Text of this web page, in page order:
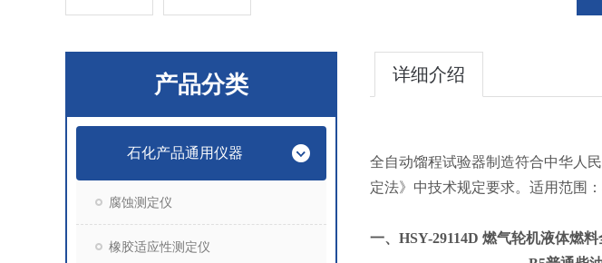
产品分类
石化产品通用仪器
腐蚀测定仪
橡胶适应性测定仪
详细介绍
全自动馏程试验器制造符合中华人
定法》中技术规定要求。适用范围
一、 HSY-29114D 燃气轮机液体燃